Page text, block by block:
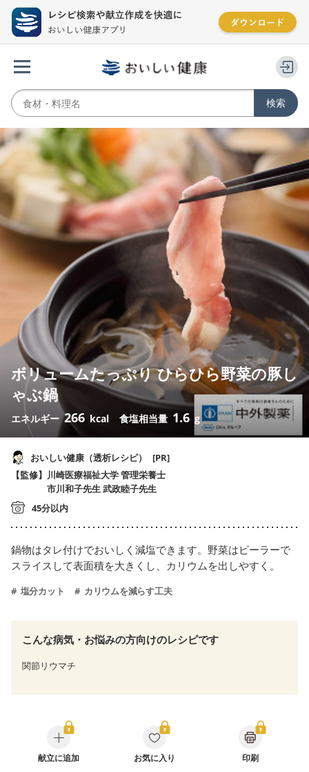
ボリュームたっぷり ひらひら野菜の豚し
ゃぶ鍋
エネルギー266 kcal 食塩相当量 1.6 g
おいしい健康（透析レシピ）
[PR]
川崎医療福祉大学 管理栄養士
市川和子先生 武政睦子先生
45分以内
鍋物はタレ付けでおいしく減塩できます。野菜はピーラーで
スライスして表面積を大きくし、カリウムを出しやすく。
塩分カット カリウムを減らす工夫
こんな病気・お悩みの方向けのレシピです
関節リウマチ
献立に追加 お気に入り 印刷